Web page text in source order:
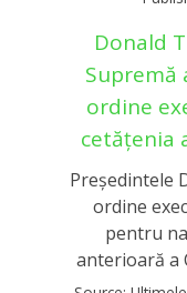
Donald
Supremă
ordine
cetățenia
Președintele
ordine
pentru
anterioară a